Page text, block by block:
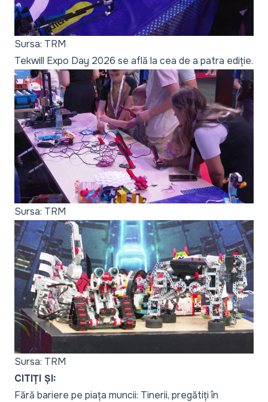
Sursa: TRM
Tekwill Expo Day 2026 se află la cea de a patra ediție.
Sursa: TRM
Sursa: TRM
CITIȚI ȘI:
Fără bariere pe piața muncii: Tinerii, pregătiți în